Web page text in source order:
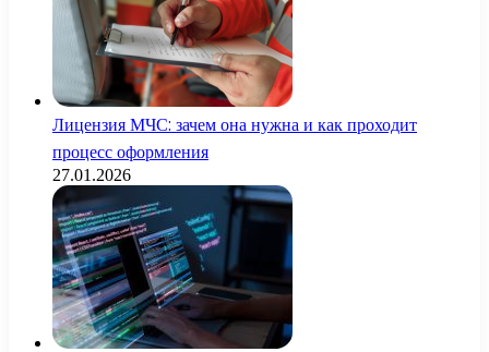
Лицензия МЧС: зачем она нужна и как проходит
процесс оформления
27.01.2026